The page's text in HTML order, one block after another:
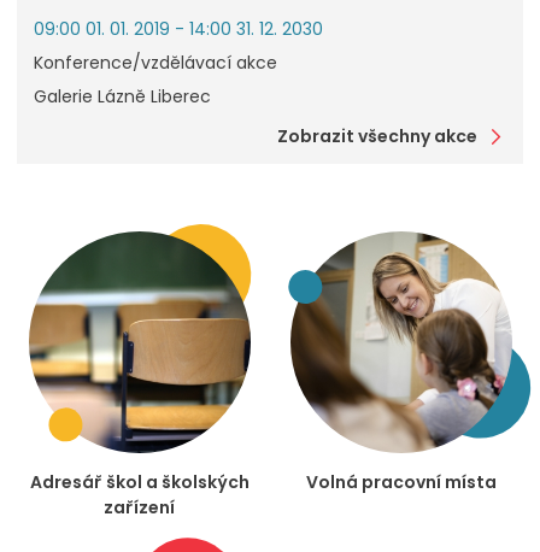
09:00 01. 01. 2019 - 14:00 31. 12. 2030
Konference/vzdělávací akce
Galerie Lázně Liberec
Zobrazit všechny akce
Adresář škol a školských
zařízení
Volná pracovní místa